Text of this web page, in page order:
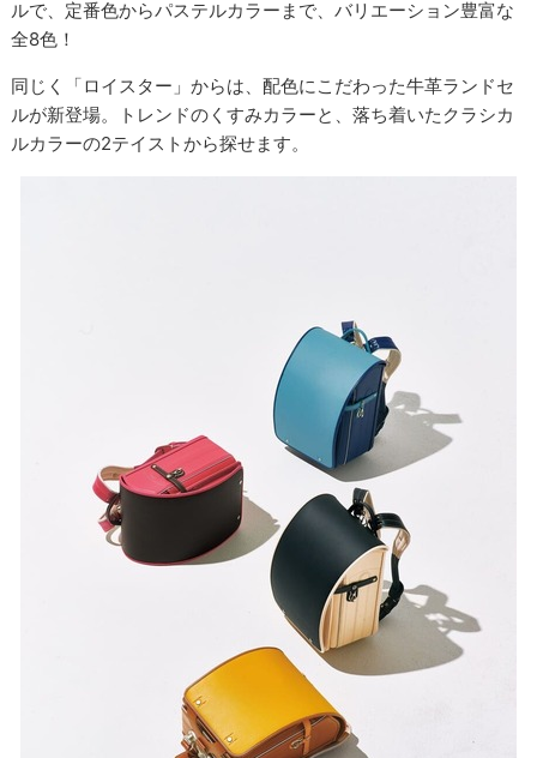
ルで、定番色からパステルカラーまで、バリエーション豊富な
全8色！
同じく「ロイスター」からは、配色にこだわった牛革ランドセ
ルが新登場。トレンドのくすみカラーと、落ち着いたクラシカ
ルカラーの2テイストから探せます。